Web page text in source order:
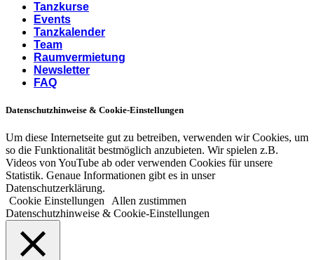
Tanzkurse
Events
Tanzkalender
Team
Raumvermietung
Newsletter
FAQ
Datenschutzhinweise & Cookie-Einstellungen
Um diese Internetseite gut zu betreiben, verwenden wir Cookies, um
so die Funktionalität bestmöglich anzubieten. Wir spielen z.B.
Videos von YouTube ab oder verwenden Cookies für unsere
Statistik. Genaue Informationen gibt es in unser
Datenschutzerklärung.
Cookie Einstellungen Allen zustimmen
Datenschutzhinweise & Cookie-Einstellungen